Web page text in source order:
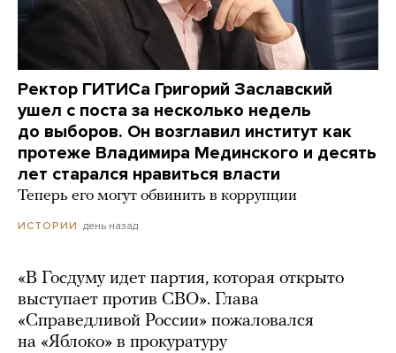
Ректор ГИТИСа Григорий Заславский
ушел с поста за несколько недель
до выборов. Он возглавил институт как
протеже Владимира Мединского и десять
лет старался нравиться власти
Теперь его могут обвинить в коррупции
ИСТОРИИ день назад
«В Госдуму идет партия, которая открыто
выступает против СВО». Глава
«Справедливой России» пожаловался
на «Яблоко» в прокуратуру